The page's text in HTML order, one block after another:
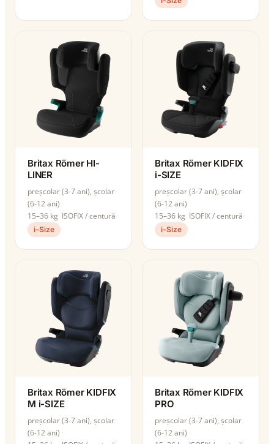
Britax Römer HI-
LINER
preșcolar (3-7 ani), școlar
(6-12 ani)
15–36 kg ISOFIX / centură
i-Size
Britax Römer KIDFIX
i-SIZE
preșcolar (3-7 ani), școlar
(6-12 ani)
15–36 kg ISOFIX / centură
i-Size
Britax Römer KIDFIX
M i-SIZE
preșcolar (3-7 ani), școlar
(6-12 ani)
Britax Römer KIDFIX
PRO
preșcolar (3-7 ani), școlar
(6-12 ani)